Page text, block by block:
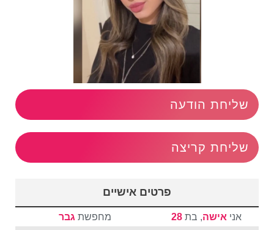
שליחת הודעה
שליחת קריצה
פרטים אישיים
אני אישה, בת 28 מחפשת גבר